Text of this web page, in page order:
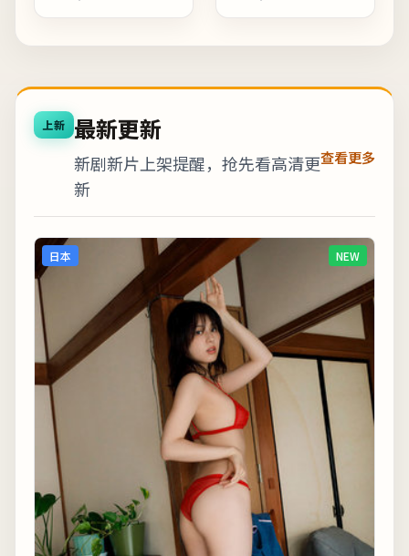
上新 最新更新
新剧新片上架提醒，抢先看高清更
新
查看更多
日本 NEW